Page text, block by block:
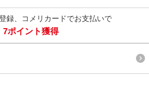
録、コメリカードでお支払いで
7ポイント獲得